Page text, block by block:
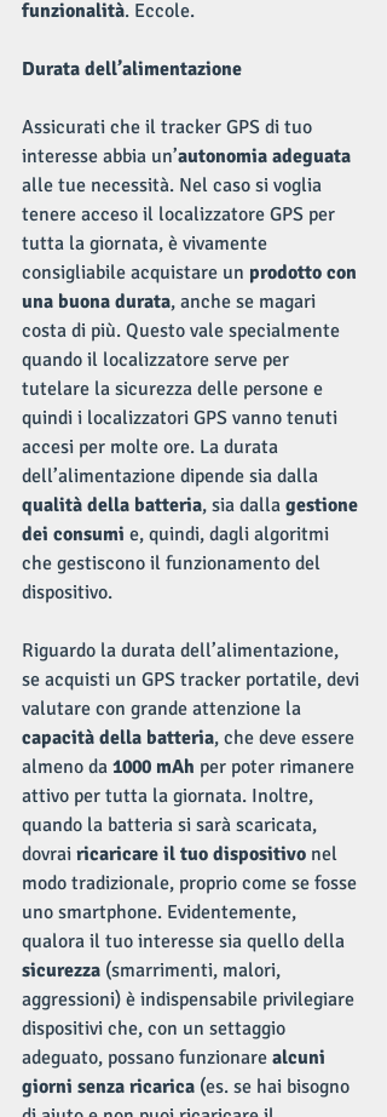
funzionalità. Eccole.
Durata dell’alimentazione
Assicurati che il tracker GPS di tuo
interesse abbia un’autonomia adeguata
alle tue necessità. Nel caso si voglia
tenere acceso il localizzatore GPS per
tutta la giornata, è vivamente
consigliabile acquistare un prodotto con
una buona durata, anche se magari
costa di più. Questo vale specialmente
quando il localizzatore serve per
tutelare la sicurezza delle persone e
quindi i localizzatori GPS vanno tenuti
accesi per molte ore. La durata
dell’alimentazione dipende sia dalla
qualità della batteria, sia dalla gestione
dei consumi e, quindi, dagli algoritmi
che gestiscono il funzionamento del
dispositivo.
Riguardo la durata dell’alimentazione,
se acquisti un GPS tracker portatile, devi
valutare con grande attenzione la
capacità della batteria, che deve essere
almeno da 1000 mAh per poter rimanere
attivo per tutta la giornata. Inoltre,
quando la batteria si sarà scaricata,
dovrai ricaricare il tuo dispositivo nel
modo tradizionale, proprio come se fosse
uno smartphone. Evidentemente,
qualora il tuo interesse sia quello della
sicurezza (smarrimenti, malori,
aggressioni) è indispensabile privilegiare
dispositivi che, con un settaggio
adeguato, possano funzionare alcuni
giorni senza ricarica (es. se hai bisogno